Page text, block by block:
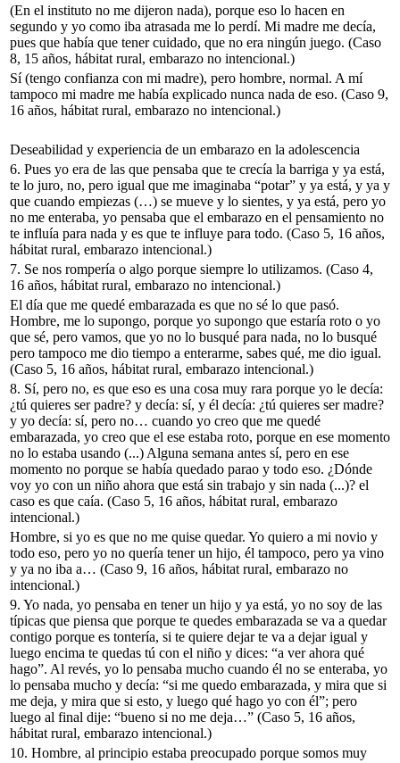
(En el instituto no me dijeron nada), porque eso lo hacen en
segundo y yo como iba atrasada me lo perdí. Mi madre me decía,
pues que había que tener cuidado, que no era ningún juego. (Caso
8, 15 años, hábitat rural, embarazo no intencional.)
Sí (tengo confianza con mi madre), pero hombre, normal. A mí
tampoco mi madre me había explicado nunca nada de eso. (Caso 9,
16 años, hábitat rural, embarazo no intencional.)
Deseabilidad y experiencia de un embarazo en la adolescencia
6. Pues yo era de las que pensaba que te crecía la barriga y ya está,
te lo juro, no, pero igual que me imaginaba “potar” y ya está, y ya y
que cuando empiezas (…) se mueve y lo sientes, y ya está, pero yo
no me enteraba, yo pensaba que el embarazo en el pensamiento no
te influía para nada y es que te influye para todo. (Caso 5, 16 años,
hábitat rural, embarazo intencional.)
7. Se nos rompería o algo porque siempre lo utilizamos. (Caso 4,
16 años, hábitat rural, embarazo no intencional.)
El día que me quedé embarazada es que no sé lo que pasó.
Hombre, me lo supongo, porque yo supongo que estaría roto o yo
que sé, pero vamos, que yo no lo busqué para nada, no lo busqué
pero tampoco me dio tiempo a enterarme, sabes qué, me dio igual.
(Caso 5, 16 años, hábitat rural, embarazo intencional.)
8. Sí, pero no, es que eso es una cosa muy rara porque yo le decía:
¿tú quieres ser padre? y decía: sí, y él decía: ¿tú quieres ser madre?
y yo decía: sí, pero no… cuando yo creo que me quedé
embarazada, yo creo que el ese estaba roto, porque en ese momento
no lo estaba usando (...) Alguna semana antes sí, pero en ese
momento no porque se había quedado parao y todo eso. ¿Dónde
voy yo con un niño ahora que está sin trabajo y sin nada (...)? el
caso es que caía. (Caso 5, 16 años, hábitat rural, embarazo
intencional.)
Hombre, si yo es que no me quise quedar. Yo quiero a mi novio y
todo eso, pero yo no quería tener un hijo, él tampoco, pero ya vino
y ya no iba a… (Caso 9, 16 años, hábitat rural, embarazo no
intencional.)
9. Yo nada, yo pensaba en tener un hijo y ya está, yo no soy de las
típicas que piensa que porque te quedes embarazada se va a quedar
contigo porque es tontería, si te quiere dejar te va a dejar igual y
luego encima te quedas tú con el niño y dices: “a ver ahora qué
hago”. Al revés, yo lo pensaba mucho cuando él no se enteraba, yo
lo pensaba mucho y decía: “si me quedo embarazada, y mira que si
me deja, y mira que si esto, y luego qué hago yo con él”; pero
luego al final dije: “bueno si no me deja…” (Caso 5, 16 años,
hábitat rural, embarazo intencional.)
10. Hombre, al principio estaba preocupado porque somos muy